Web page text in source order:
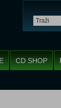
CD SHOP